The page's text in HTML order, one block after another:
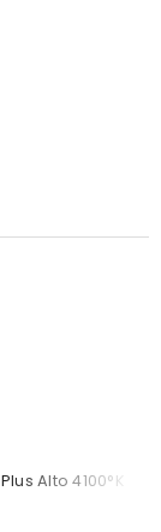
Alto 4100°K